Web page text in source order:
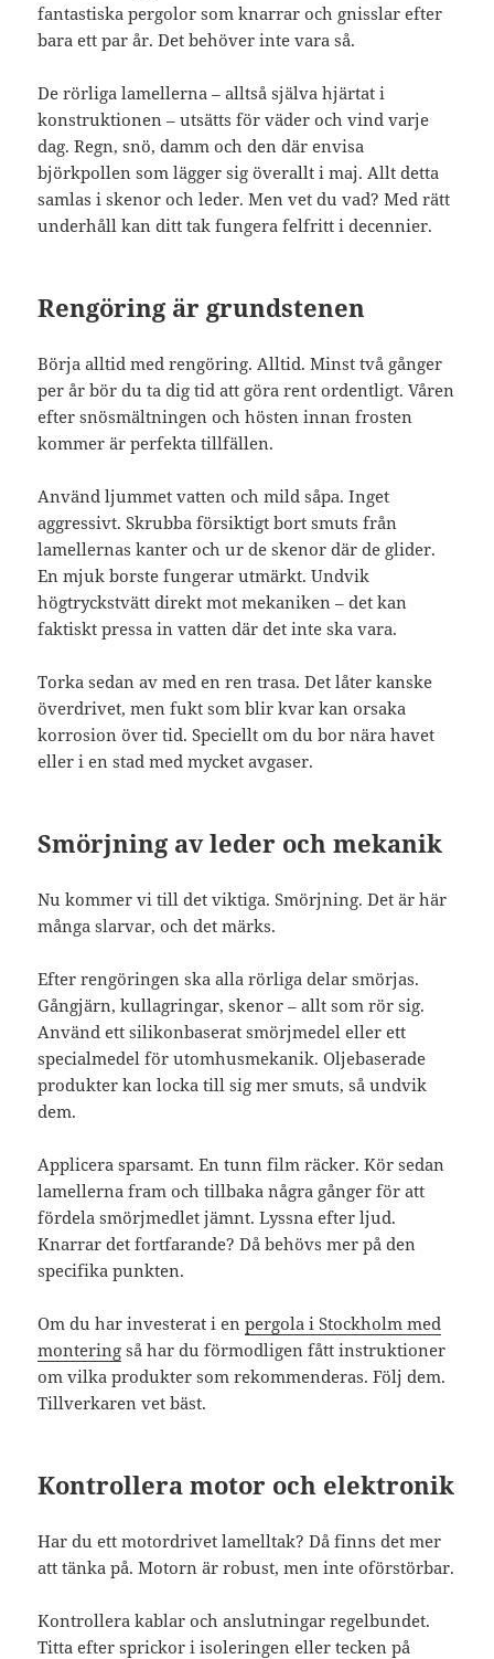
fantastiska pergolor som knarrar och gnisslar efter
bara ett par år. Det behöver inte vara så.
De rörliga lamellerna – alltså själva hjärtat i
konstruktionen – utsätts för väder och vind varje
dag. Regn, snö, damm och den där envisa
björkpollen som lägger sig överallt i maj. Allt detta
samlas i skenor och leder. Men vet du vad? Med rätt
underhåll kan ditt tak fungera felfritt i decennier.
Rengöring är grundstenen
Börja alltid med rengöring. Alltid. Minst två gånger
per år bör du ta dig tid att göra rent ordentligt. Våren
efter snösmältningen och hösten innan frosten
kommer är perfekta tillfällen.
Använd ljummet vatten och mild såpa. Inget
aggressivt. Skrubba försiktigt bort smuts från
lamellernas kanter och ur de skenor där de glider.
En mjuk borste fungerar utmärkt. Undvik
högtryckstvätt direkt mot mekaniken – det kan
faktiskt pressa in vatten där det inte ska vara.
Torka sedan av med en ren trasa. Det låter kanske
överdrivet, men fukt som blir kvar kan orsaka
korrosion över tid. Speciellt om du bor nära havet
eller i en stad med mycket avgaser.
Smörjning av leder och mekanik
Nu kommer vi till det viktiga. Smörjning. Det är här
många slarvar, och det märks.
Efter rengöringen ska alla rörliga delar smörjas.
Gångjärn, kullagringar, skenor – allt som rör sig.
Använd ett silikonbaserat smörjmedel eller ett
specialmedel för utomhusmekanik. Oljebaserade
produkter kan locka till sig mer smuts, så undvik
dem.
Applicera sparsamt. En tunn film räcker. Kör sedan
lamellerna fram och tillbaka några gånger för att
fördela smörjmedlet jämnt. Lyssna efter ljud.
Knarrar det fortfarande? Då behövs mer på den
specifika punkten.
Om du har investerat i enpergola i Stockholm med
montering så har du förmodligen fått instruktioner
om vilka produkter som rekommenderas. Följ dem.
Tillverkaren vet bäst.
Kontrollera motor och elektronik
Har du ett motordrivet lamelltak? Då finns det mer
att tänka på. Motorn är robust, men inte oförstörbar.
Kontrollera kablar och anslutningar regelbundet.
Titta efter sprickor i isoleringen eller tecken på